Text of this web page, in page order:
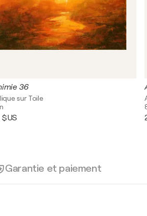
36
sur Toile
Garantie et paiement